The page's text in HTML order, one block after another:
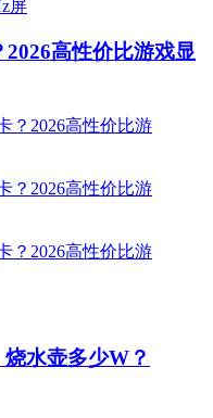
高性价比游戏显
水壶多少W？